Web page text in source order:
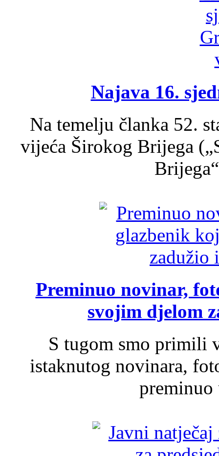
Najava 16.
Na temelju članka 52.
vijeća Širokog Brijega
Preminuo novinar,
svojim djelom
S tugom smo primili
istaknutog novinara,